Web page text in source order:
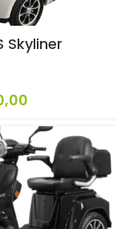
Skyliner